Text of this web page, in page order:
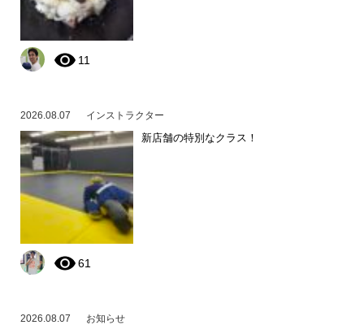
11
2026.08.07 インストラクター
新店舗の特別なクラス！
61
2026.08.07 お知らせ